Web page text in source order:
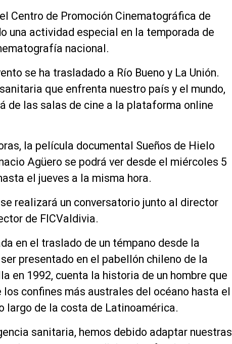
Centro de Promoción Cinematográfica de
una actividad especial en la temporada de
nacional.
se ha trasladado a Río Bueno y La Unión.
que enfrenta nuestro país y el mundo,
de las salas de cine a la plataforma online
la película documental Sueños de Hielo
Agüero se podrá ver desde el miércoles 5
el jueves a la misma hora.
realizará un conversatorio junto al director
de FICValdivia.
en el traslado de un témpano desde la
presentado en el pabellón chileno de la
en 1992, cuenta la historia de un hombre que
confines más australes del océano hasta el
largo de la costa de Latinoamérica.
sanitaria, hemos debido adaptar nuestras